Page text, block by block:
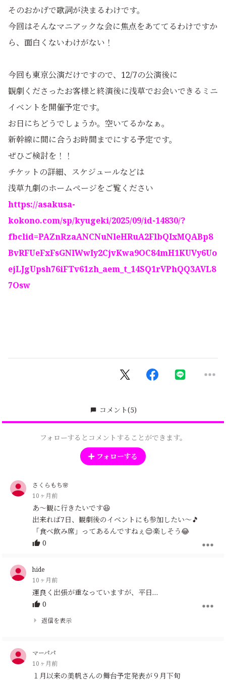
そのおかげで歌詞が決まるわけです。
今回はそんなマニアックな会に焦点をあててるわけですか
ら、面白くないわけがない！
今回も東京公演だけですので、12/7の公演後に
観劇くださったお客様と終演後に浅草でお会いできるミニ
イベントを開催予定です。
お日にちどうでしょうか。空いてるかなぁ。
新幹線に間に合うお時間までにする予定です。
ぜひご検討を！！
チケットの詳細、スケジュールなどは
浅草九劇のホームページをご覧ください
https://asakusa-
kokono.com/sp/kyugeki/2025/09/id-14830/?
fbclid=PAZnRzaANCNuNleHRuA2FlbQIxMQABp8
BvRFUeFxFsGNlWwIy2CjvKwa9OC84mH1KUVy6Uo
ejLJgUpsh76iFTv61zh_aem_t_14SQ1rVPhQQ3AVL8
7Osw
コメント(5)
フォローするとコメントすることができます。
フォローする
さくらもち🌸
10ヶ月前
あ～観に行きたいです😆
出来れば7日、観劇後のイベントにも参加したい～🎵
「食べ飲み席」ってあるんですねぇ😌楽しそう😂
0
hide
10ヶ月前
運良く出張が重なっていますが、平日…
0
返信を表示
マーパパ
10ヶ月前
１月以来の美帆さんの舞台予定発表が９月下旬